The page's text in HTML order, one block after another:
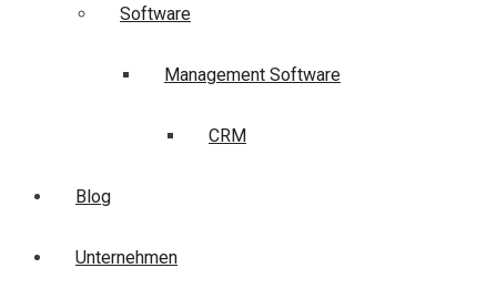
Software
Management Software
CRM
Blog
Unternehmen